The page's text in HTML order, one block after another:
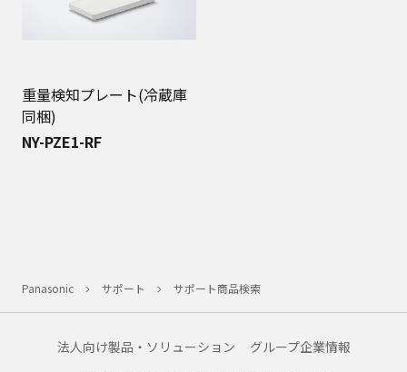
重量検知プレート(冷蔵庫
同梱)
NY-PZE1-RF
Panasonic サポート サポート商品検索
法人向け製品・ソリューション グループ企業情報